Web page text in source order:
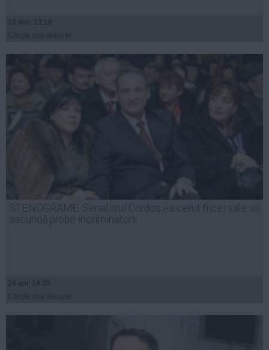
16 mai, 13:18
STENOGRAME: Senatorul Cordoş i-a cerut fiicei sale să
ascundă probe incriminatorii
24 apr, 14:35